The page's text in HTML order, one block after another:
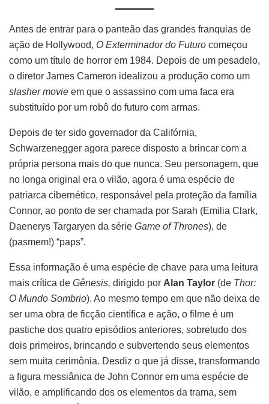
Antes de entrar para o panteão das grandes franquias de
ação de Hollywood, O Exterminador do Futuro começou
como um título de horror em 1984. Depois de um pesadelo,
o diretor James Cameron idealizou a produção como um
slasher movie em que o assassino com uma faca era
substituído por um robô do futuro com armas.
Depois de ter sido governador da Califórnia,
Schwarzenegger agora parece disposto a brincar com a
própria persona mais do que nunca. Seu personagem, que
no longa original era o vilão, agora é uma espécie de
patriarca cibernético, responsável pela proteção da família
Connor, ao ponto de ser chamada por Sarah (Emilia Clark,
Daenerys Targaryen da série Game of Thrones), de
(pasmem!) “paps”.
Essa informação é uma espécie de chave para uma leitura
mais crítica de Gênesis, dirigido por Alan Taylor (de Thor:
O Mundo Sombrio). Ao mesmo tempo em que não deixa de
ser uma obra de ficção científica e ação, o filme é um
pastiche dos quatro episódios anteriores, sobretudo dos
dois primeiros, brincando e subvertendo seus elementos
sem muita cerimônia. Desdiz o que já disse, transformando
a figura messiânica de John Connor em uma espécie de
vilão, e amplificando dos os elementos da trama, sem